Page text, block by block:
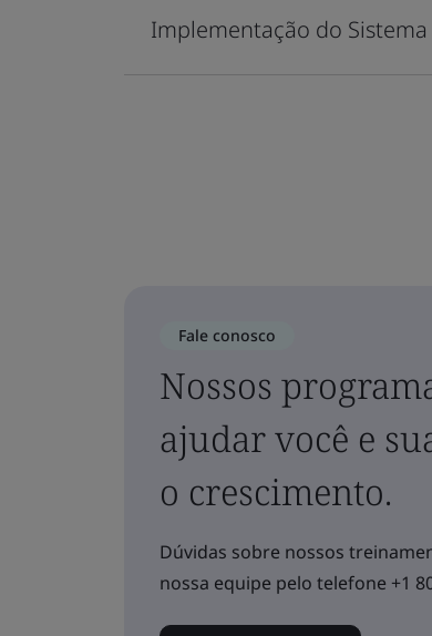
Implementação do
Fale conosco
Nossos
ajudar você e
o crescimento.
Dúvidas sobre nossos
nossa equipe pelo telefone +1